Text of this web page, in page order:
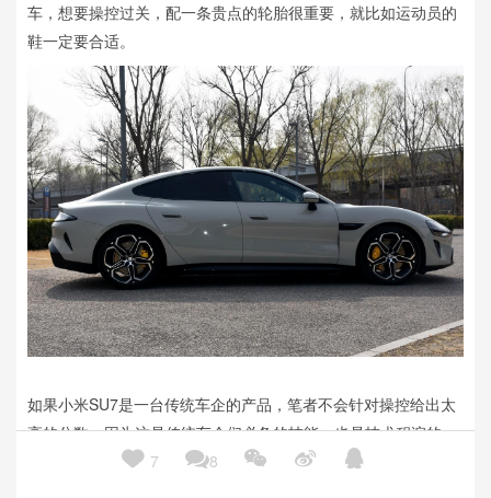
车，想要操控过关，配一条贵点的轮胎很重要，就比如运动员的
鞋一定要合适。
如果小米SU7是一台传统车企的产品，笔者不会针对操控给出太
高的分数，因为这是传统车企们必备的技能，也是技术积淀的一
种体现；但作为小米的第一台车，小米SU7就能有这样的操控表
 7 8   